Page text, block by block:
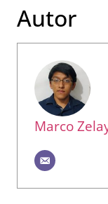
Autor
Marco